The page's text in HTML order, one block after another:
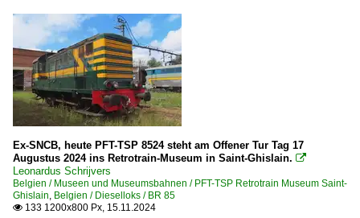
Ex-SNCB, heute PFT-TSP 8524 steht am Offener Tur Tag 17
Augustus 2024 ins Retrotrain-Museum in Saint-Ghislain. 
Leonardus Schrijvers
Belgien / Museen und Museumsbahnen / PFT-TSP Retrotrain Museum Saint-
Ghislain, Belgien / Dieselloks / BR 85
 133 1200x800 Px, 15.11.2024